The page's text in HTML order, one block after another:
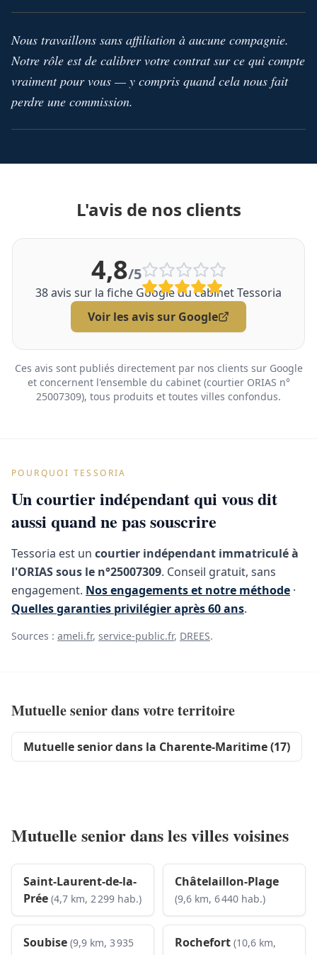
Nous travaillons sans affiliation à aucune compagnie.
Notre rôle est de calibrer votre contrat sur ce qui compte
vraiment pour vous — y compris quand cela nous fait
perdre une commission.
L'avis de nos clients
4,8/5
38avis sur la fiche Google du cabinet Tessoria
Voir les avis sur Google
Ces avis sont publiés directement par nos clients sur Google
et concernent l'ensemble du cabinet (courtier ORIAS n°
25007309), tous produits et toutes villes confondus.
POURQUOI TESSORIA
Un courtier indépendant qui vous dit
aussi quand ne pas souscrire
Tessoria est un courtier indépendant immatriculé à
l'ORIAS sous le n°25007309. Conseil gratuit, sans
engagement. Nos engagements et notre méthode ·
Quelles garanties privilégier après 60 ans.
Sources : ameli.fr, service-public.fr, DREES.
Mutuelle senior dans votre territoire
Mutuelle senior dans la Charente-Maritime (17)
Mutuelle senior dans les villes voisines
Saint-Laurent-de-la-
Prée (4,7 km, 2 299 hab.)
Châtelaillon-Plage
(9,6 km, 6 440 hab.)
Soubise (9,9 km, 3 935
Rochefort (10,6 km,